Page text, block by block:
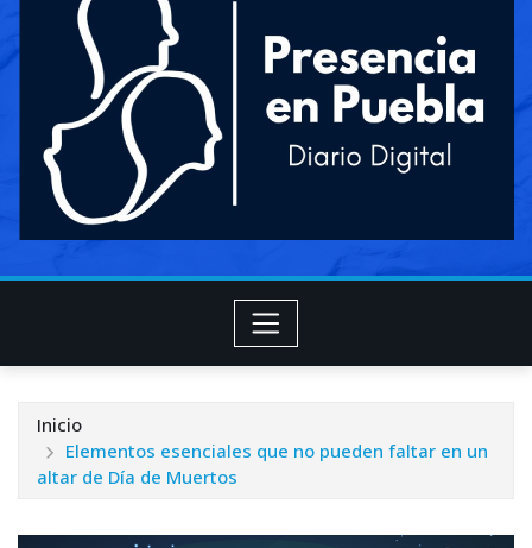
Inicio
Elementos esenciales que no pueden faltar en un
altar de Día de Muertos